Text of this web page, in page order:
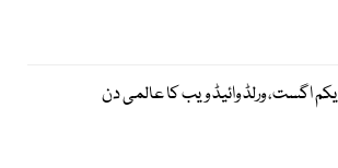
یکم اگست، ورلڈ وائیڈ ویب کا عالمی دن